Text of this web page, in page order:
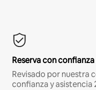
Reserva con confianza
Revisado por nuestra
confianza y